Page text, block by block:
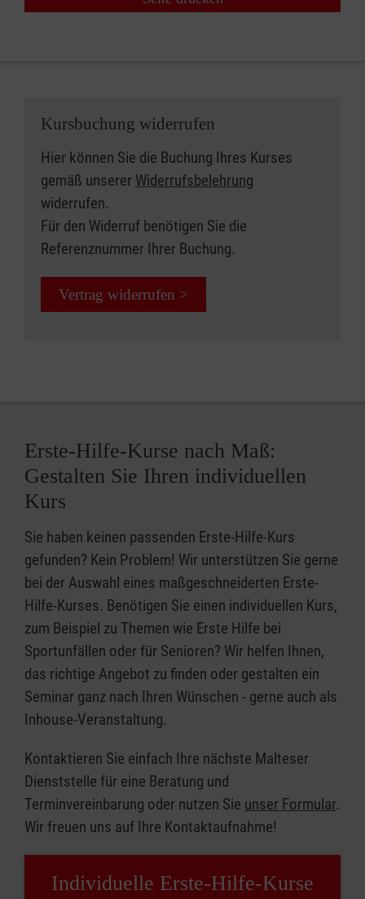
Kursbuchung widerrufen
Hier können Sie die Buchung Ihres Kurses
gemäß unserer Widerrufsbelehrung
widerrufen.
Für den Widerruf benötigen Sie die
Referenznummer Ihrer Buchung.
Vertrag widerrufen >
Erste-Hilfe-Kurse nach Maß:
Gestalten Sie Ihren individuellen
Kurs
Sie haben keinen passenden Erste-Hilfe-Kurs
gefunden? Kein Problem! Wir unterstützen Sie gerne
bei der Auswahl eines maßgeschneiderten Erste-
Hilfe-Kurses. Benötigen Sie einen individuellen Kurs,
zum Beispiel zu Themen wie Erste Hilfe bei
Sportunfällen oder für Senioren? Wir helfen Ihnen,
das richtige Angebot zu finden oder gestalten ein
Seminar ganz nach Ihren Wünschen - gerne auch als
Inhouse-Veranstaltung.
Kontaktieren Sie einfach Ihre nächste Malteser
Dienststelle für eine Beratung und
Terminvereinbarung oder nutzen Sie unser Formular.
Wir freuen uns auf Ihre Kontaktaufnahme!
Individuelle Erste-Hilfe-Kurse